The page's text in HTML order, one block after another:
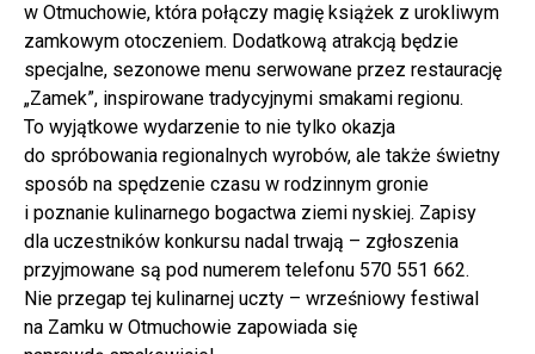
w Otmuchowie, która połączy magię książek z urokliwym
zamkowym otoczeniem. Dodatkową atrakcją będzie
specjalne, sezonowe menu serwowane przez restaurację
„Zamek”, inspirowane tradycyjnymi smakami regionu.
To wyjątkowe wydarzenie to nie tylko okazja
do spróbowania regionalnych wyrobów, ale także świetny
sposób na spędzenie czasu w rodzinnym gronie
i poznanie kulinarnego bogactwa ziemi nyskiej. Zapisy
dla uczestników konkursu nadal trwają – zgłoszenia
przyjmowane są pod numerem telefonu 570 551 662.
Nie przegap tej kulinarnej uczty – wrześniowy festiwal
na Zamku w Otmuchowie zapowiada się